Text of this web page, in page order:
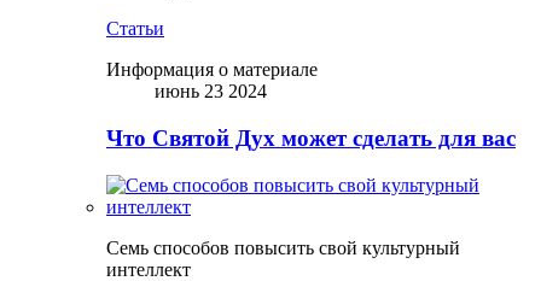
Статьи
Информация о материале
июнь 23 2024
Что Святой Дух может сделать для вас
Семь способов повысить свой культурный
интеллект